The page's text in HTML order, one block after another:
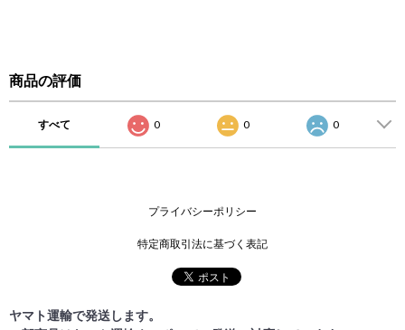
商品の評価
すべて 0 0 0
プライバシーポリシー
特定商取引法に基づく表記
ヤマト運輸で発送します。